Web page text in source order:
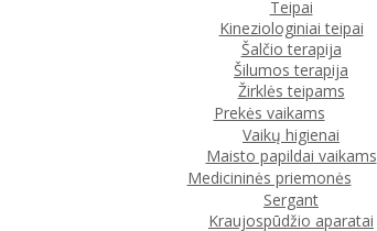
Teipai
Kineziologiniai teipai
Šalčio terapija
Šilumos terapija
Žirklės teipams
Prekės vaikams
Vaikų higienai
Maisto papildai vaikams
Medicininės priemonės
Sergant
Kraujospūdžio aparatai